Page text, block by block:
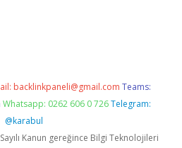
backlinkpaneli@gmail.com Teams:
Whatsapp: 0262 606 0 726 Telegram:
@karabul
Kanun gereğince Bilgi Teknolojileri